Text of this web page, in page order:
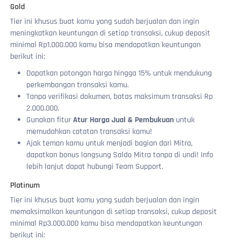
Gold
Tier ini khusus buat kamu yang sudah berjualan dan ingin
meningkatkan keuntungan di setiap transaksi, cukup deposit
minimal Rp1.000.000 kamu bisa mendapatkan keuntungan
berikut ini:
Dapatkan potongan harga hingga 15% untuk mendukung
perkembangan transaksi kamu.
Tanpa verifikasi dokumen, batas maksimum transaksi Rp
2.000.000.
Gunakan fiturAtur Harga Jual & Pembukuan untuk
memudahkan catatan transaksi kamu!
Ajak teman kamu untuk menjadi bagian dari Mitra,
dapatkan bonus langsung Saldo Mitra tanpa di undi! Info
lebih lanjut dapat hubungi Team Support.
Platinum
Tier ini khusus buat kamu yang sudah berjualan dan ingin
memaksimalkan keuntungan di setiap transaksi, cukup deposit
minimal Rp3.000.000 kamu bisa mendapatkan keuntungan
berikut ini: